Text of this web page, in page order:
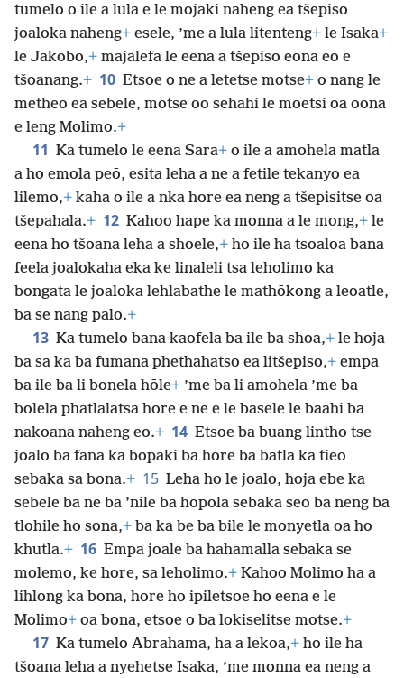
tumelo o ile a lula e le mojaki naheng ea tšepiso
joaloka naheng+ esele, ’me a lula litenteng+ le Isaka+
le Jakobo,+ majalefa le eena a tšepiso eona eo e
tšoanang.+ 10 Etsoe o ne a letetse motse+ o nang le
metheo ea sebele, motse oo sehahi le moetsi oa oona
e leng Molimo.+
11 Ka tumelo le eena Sara+ o ile a amohela matla
a ho emola peō, esita leha a ne a fetile tekanyo ea
lilemo,+ kaha o ile a nka hore ea neng a tšepisitse oa
tšepahala.+ 12 Kahoo hape ka monna a le mong,+ le
eena ho tšoana leha a shoele,+ ho ile ha tsoaloa bana
feela joalokaha eka ke linaleli tsa leholimo ka
bongata le joaloka lehlabathe le mathōkong a leoatle,
ba se nang palo.+
13 Ka tumelo bana kaofela ba ile ba shoa,+ le hoja
ba sa ka ba fumana phethahatso ea litšepiso,+ empa
ba ile ba li bonela hōle+ ’me ba li amohela ’me ba
bolela phatlalatsa hore e ne e le basele le baahi ba
nakoana naheng eo.+ 14 Etsoe ba buang lintho tse
joalo ba fana ka bopaki ba hore ba batla ka tieo
sebaka sa bona.+ 15 Leha ho le joalo, hoja ebe ka
sebele ba ne ba ’nile ba hopola sebaka seo ba neng ba
tlohile ho sona,+ ba ka be ba bile le monyetla oa ho
khutla.+ 16 Empa joale ba hahamalla sebaka se
molemo, ke hore, sa leholimo.+ Kahoo Molimo ha a
lihlong ka bona, hore ho ipiletsoe ho eena e le
Molimo+ oa bona, etsoe o ba lokiselitse motse.+
17 Ka tumelo Abrahama, ha a lekoa,+ ho ile ha
tšoana leha a nyehetse Isaka, ’me monna ea neng a